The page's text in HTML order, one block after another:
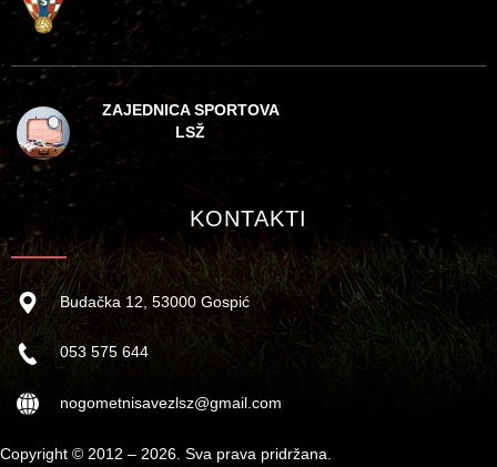
ZAJEDNICA SPORTOVA
LSŽ
KONTAKTI
Budačka 12, 53000 Gospić
053 575 644
nogometnisavezlsz@gmail.com
Copyright © 2012 – 2026. Sva prava pridržana.